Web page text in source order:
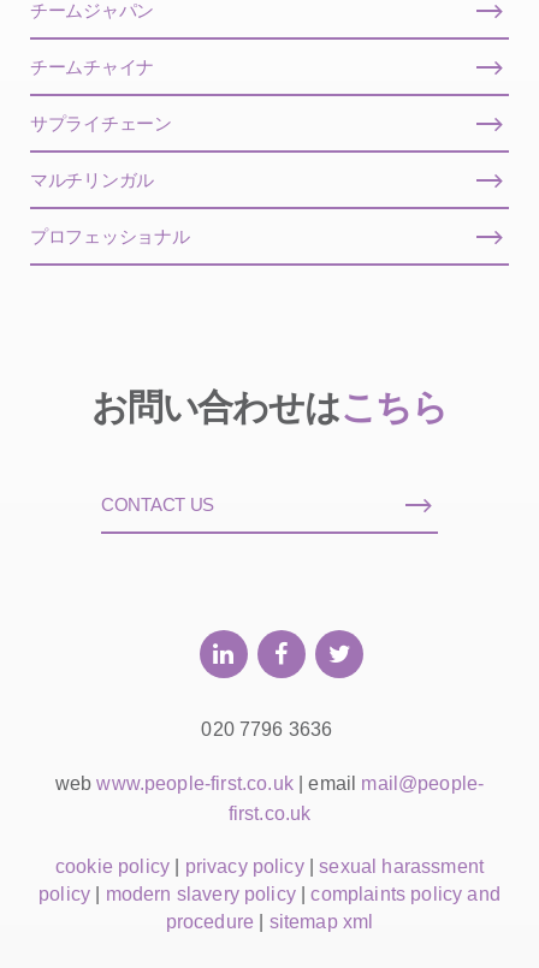
チームジャパン
チームチャイナ
サプライチェーン
マルチリンガル
プロフェッショナル
お問い合わせはこちら
CONTACT US
020 7796 3636
webwww.people-first.co.uk| email mail@people-
first.co.uk
cookie policy privacy policy|sexual harassment
policy
modern slavery policy|complaints policy and
procedure
sitemap xml